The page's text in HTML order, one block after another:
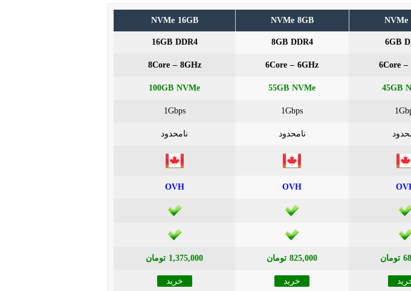
NVMe 16GB NVMe 8GB NVMe
16GB DDR4 8GB DDR4 6GB
8Core – 8GHz 6Core – 6GHz 6Core –
100GB NVMe 55GB NVMe 45GB
1Gbps 1Gbps
نامحدود نامحدود
OVH OVH
1,375,000 تومان 825,000 تومان
خرید خرید